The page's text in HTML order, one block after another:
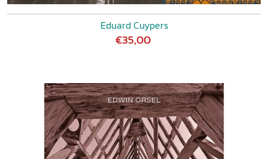
Eduard Cuypers
€35,00